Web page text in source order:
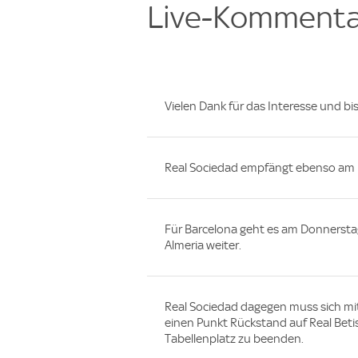
Live-
Vielen Dank für das Interesse und
Real Sociedad empfängt ebenso
Für Barcelona geht es am
Almeria weiter.
Real Sociedad dagegen muss sich
einen Punkt Rückstand auf Real
Tabellenplatz zu beenden.